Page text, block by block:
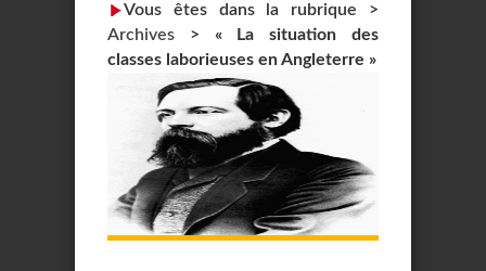
Vous êtes dans la rubrique >
Archives > « La situation des
classes laborieuses en Angleterre »